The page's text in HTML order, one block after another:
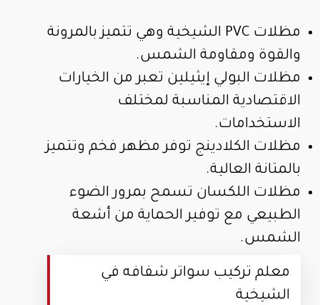
مظلات PVC الشيخية وهي تتميز بالمرونة
والقوة ومقاومة الشمس.
مظلات البولي إيثيلين تعبر من الخيارات
الاقتصادية المناسبة لمختلف
الاستخدامات.
مظلات الكلادينج توفر مظهر فخم وتتميز
بالمتانة العالية.
مظلات اللكسان تسمح بمرور الضوء
الطبيعي مع توفير الحماية من أشعة
الشمس.
معلم تركيب سواتر شفافه في
الشيخية